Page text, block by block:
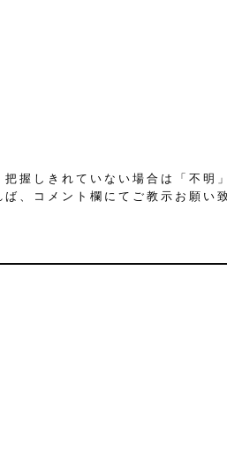
握しきれていない場合は「不明
、コメント欄にてご教示お願い